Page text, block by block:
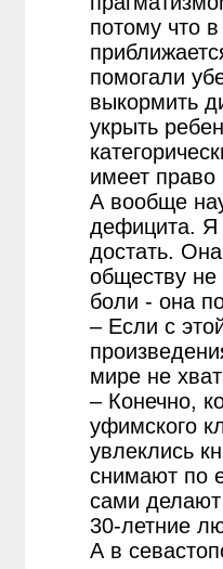
потому что
помогали
выкормить
укрыть
имеет
А вообще
дефицита. Я
достать.
обществу не
боли - она
– Если с
мире не
– Конечно,
уфимского
увлеклись
снимают по
сами
30-летние
А в